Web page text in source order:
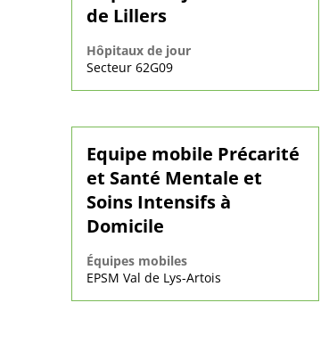
de Lillers
Hôpitaux de jour
Secteur 62G09
Equipe mobile Précarité
et Santé Mentale et
Soins Intensifs à
Domicile
Équipes mobiles
EPSM Val de Lys-Artois